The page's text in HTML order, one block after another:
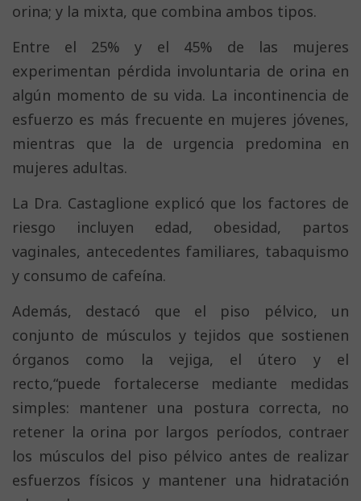
orina; y la mixta, que combina ambos tipos.
Entre el 25% y el 45% de las mujeres
experimentan pérdida involuntaria de orina en
algún momento de su vida. La incontinencia de
esfuerzo es más frecuente en mujeres jóvenes,
mientras que la de urgencia predomina en
mujeres adultas.
La Dra. Castaglione explicó que los factores de
riesgo incluyen edad, obesidad, partos
vaginales, antecedentes familiares, tabaquismo
y consumo de cafeína.
Además, destacó que el piso pélvico, un
conjunto de músculos y tejidos que sostienen
órganos como la vejiga, el útero y el
recto,“puede fortalecerse mediante medidas
simples: mantener una postura correcta, no
retener la orina por largos períodos, contraer
los músculos del piso pélvico antes de realizar
esfuerzos físicos y mantener una hidratación